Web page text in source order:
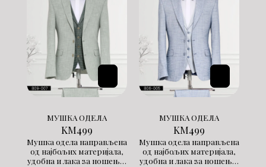
МУШКА ОДЕЛА
KM499
Мушка одела направљена
од најбољих материјала,
удобна и лака за ношење,
МУШКА ОДЕЛА
KM499
Мушка одела направљена
од најбољих материјала,
удобна и лака за ношење,